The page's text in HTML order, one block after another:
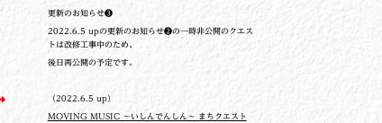
更新のお知らせ❸
2022.6.5 upの更新のお知らせ❷の一時非公開のクエス
トは改修工事中のため、
後日再公開の予定です。
（2022.6.5 up）
MOVING MUSIC ～いしんでんしん～ まちクエスト